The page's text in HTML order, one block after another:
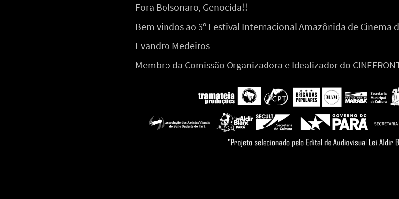
Fora Bolsonaro, Genocida!!
Bem vindos ao 6º Festival Internacional Amazônida de Cinema
Evandro Medeiros
Membro da Comissão Organizadora e Idealizador do